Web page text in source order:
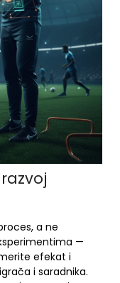
a ne
—
efekat i
i saradnika.